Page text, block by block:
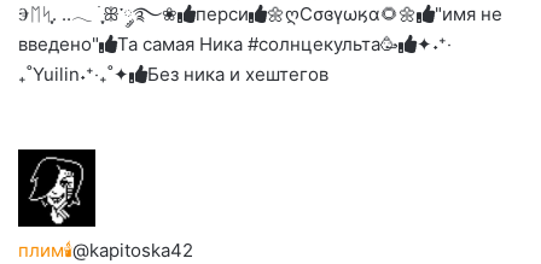
Ⰵᛖᛋִֶָ. ..𓂃 ࣪ ִֶָꕥ་༘࿐❀
перси 🌼ღСσɞγωӄα🌻🌼
"имя не
введено"
Та самая Ника #солнцекульта🥳
✦˖⁺‧
₊˚Yuilin˖⁺‧₊˚✦
Без ника и хештегов
плим🕯️@kapitoska42